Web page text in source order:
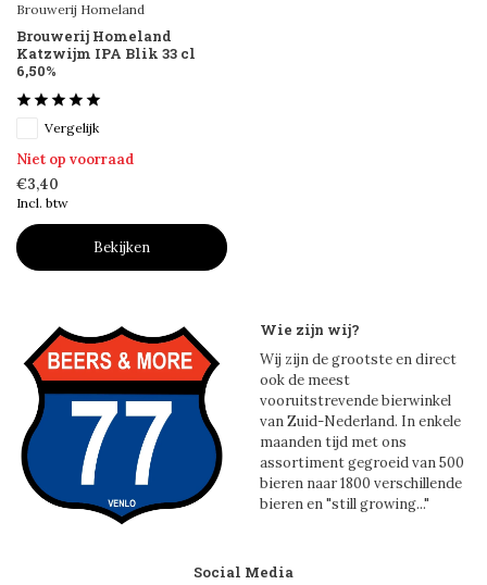
Brouwerij Homeland
Brouwerij Homeland
Katzwijm IPA Blik 33 cl
6,50%
Vergelijk
Niet op voorraad
€3,40
Incl. btw
Bekijken
Wie zijn wij?
Wij zijn de grootste en direct
ook de meest
vooruitstrevende bierwinkel
van Zuid-Nederland. In enkele
maanden tijd met ons
assortiment gegroeid van 500
bieren naar 1800 verschillende
bieren en "still growing..."
Social Media